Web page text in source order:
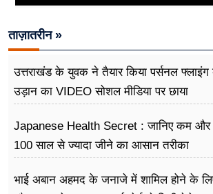
ताज़ातरीन »
उत्तराखंड के युवक ने तैयार किया पर्सनल
उड़ान का VIDEO सोशल मीडिया पर छाया
Japanese Health Secret : जानिए कम
100 साल से ज्यादा जीने का आसान तरीका
भाई अबान अहमद के जनाजे में शामिल होने के